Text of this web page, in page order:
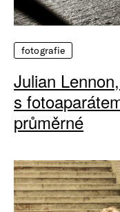
fotografie
Julian
s
průměrné